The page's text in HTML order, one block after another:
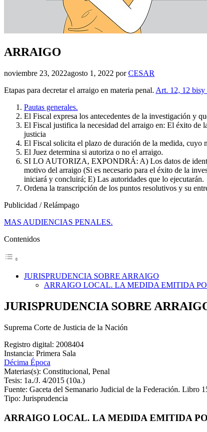
ARRAIGO
noviembre 23, 2022agosto 1, 2022 porCESAR
Etapas para decretar el arraigo en materia penal. Art. 12, 12 bisy
Pautas generales.
El Fiscal expresa los antecedentes de la investigación y
El Fiscal justifica la necesidad del arraigo en: El éxito de
justicia
El Fiscal solicita el plazo de duración de la medida, cuyo
El Juez determina si autoriza o no el arraigo.
SI LO AUTORIZA, EXPONDRÁ: A) Los datos de
motivo del arraigo (Si es necesario para el éxito de la
iniciará y concluirá; E) Las autoridades que lo ejecutarán.
Ordena la transcripción de los puntos resolutivos y su
Publicidad / Relámpago
MAS AUDIENCIAS PENALES.
Contenidos
JURISPRUDENCIA SOBRE ARRAIGO
ARRAIGO LOCAL. LA MEDIDA EMITIDA
JURISPRUDENCIA SOBRE
Suprema Corte de Justicia de la Nación
Registro digital: 2008404
Instancia: Primera Sala
Décima Época
Materias(s): Constitucional, Penal
Tesis: 1a./J. 4/2015 (10a.)
Fuente: Gaceta del Semanario Judicial de la Federación. Libro
Tipo: Jurisprudencia
ARRAIGO LOCAL. LA MEDIDA EMITIDA